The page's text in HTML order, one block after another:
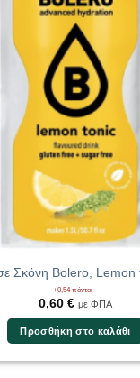
Σκόνη Bolero, Lemon
+0,54 πόντοι
0,60 € με ΦΠΑ
Προσθήκη στο καλάθι